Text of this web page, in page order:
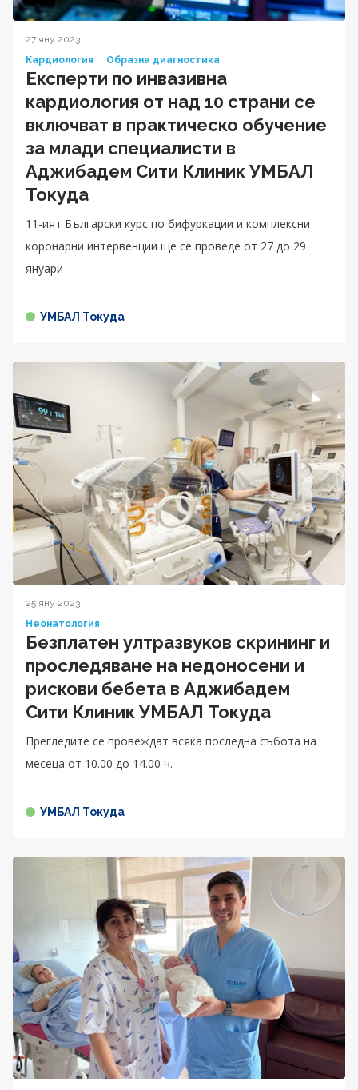
27 яну 2023
Кардиология
Образна диагностика
Експерти по инвазивна
кардиология от над 10 страни се
включват в практическо обучение
за млади специалисти в
Аджибадем Сити Клиник УМБАЛ
Токуда
11-ият Български курс по бифуркации и комплексни
коронарни интервенции ще се проведе от 27 до 29
януари
УМБАЛ Токуда
25 яну 2023
Неонатология
Безплатен ултразвуков скрининг и
проследяване на недоносени и
рискови бебета в Аджибадем
Сити Клиник УМБАЛ Токуда
Прегледите се провеждат всяка последна събота на
месеца от 10.00 до 14.00 ч.
УМБАЛ Токуда